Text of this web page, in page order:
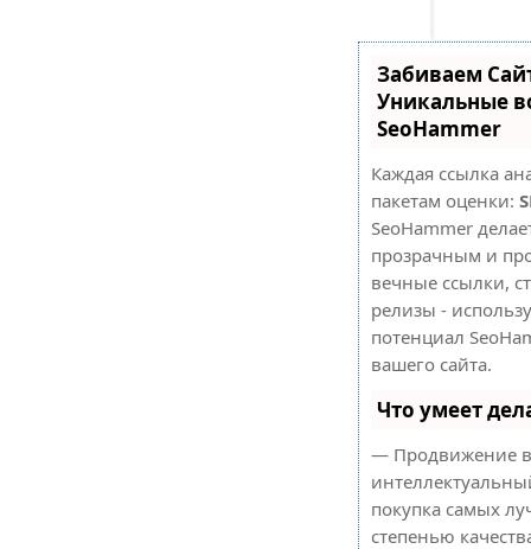
Забиваем
Уникальные
SeoHammer
Каждая ссылка
пакетам оценки:
SeoHammer
прозрачным и
вечные ссылки,
релизы -
потенциал
вашего сайта.
Что умеет
— Продвижение
покупка самых
степенью